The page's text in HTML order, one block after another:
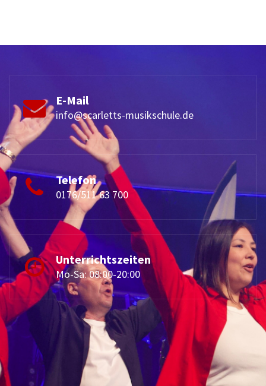
E-Mail
info@scarletts-musikschule.de
Telefon
0176/511 63 700
Unterrichtszeiten
Mo-Sa: 08:00-20:00